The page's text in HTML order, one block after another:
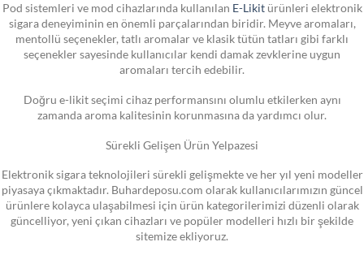
Pod sistemleri ve mod cihazlarında kullanılan E-Likitürünleri elektronik
sigara deneyiminin en önemli parçalarından biridir. Meyve aromaları,
mentollü seçenekler, tatlı aromalar ve klasik tütün tatları gibi farklı
seçenekler sayesinde kullanıcılar kendi damak zevklerine uygun
aromaları tercih edebilir.
Doğru e-likit seçimi cihaz performansını olumlu etkilerken aynı
zamanda aroma kalitesinin korunmasına da yardımcı olur.
Sürekli Gelişen Ürün Yelpazesi
Elektronik sigara teknolojileri sürekli gelişmekte ve her yıl yeni modeller
piyasaya çıkmaktadır. Buhardeposu.com olarak kullanıcılarımızın güncel
ürünlere kolayca ulaşabilmesi için ürün kategorilerimizi düzenli olarak
güncelliyor, yeni çıkan cihazları ve popüler modelleri hızlı bir şekilde
sitemize ekliyoruz.